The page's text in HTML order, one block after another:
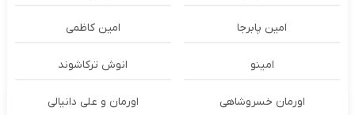
امین پابرجا امین کاظمی
امینو انوش ترکاشوند
اورمان خسروشاهی اورمان و علی دانیالی